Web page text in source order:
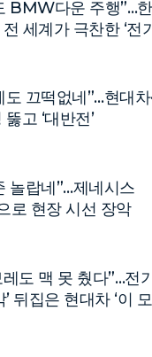
BMW다운 주행”…
세계가 극찬한 ‘전
끄떡없네”…현대차
고 ‘대반전’
놀랍네”…제네시스
로 현장 시선 장악
도 맥 못 췄다”…전
’ 뒤집은 현대차 ‘이 모